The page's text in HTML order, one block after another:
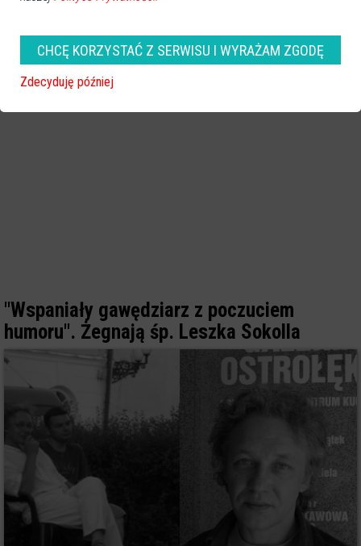
"Wspaniały gawędziarz z poczuciem
humoru". Żegnają śp. Leszka Sokolla
CHCĘ KORZYSTAĆ Z SERWISU I WYRAŻAM ZGODĘ
Zdecyduję później